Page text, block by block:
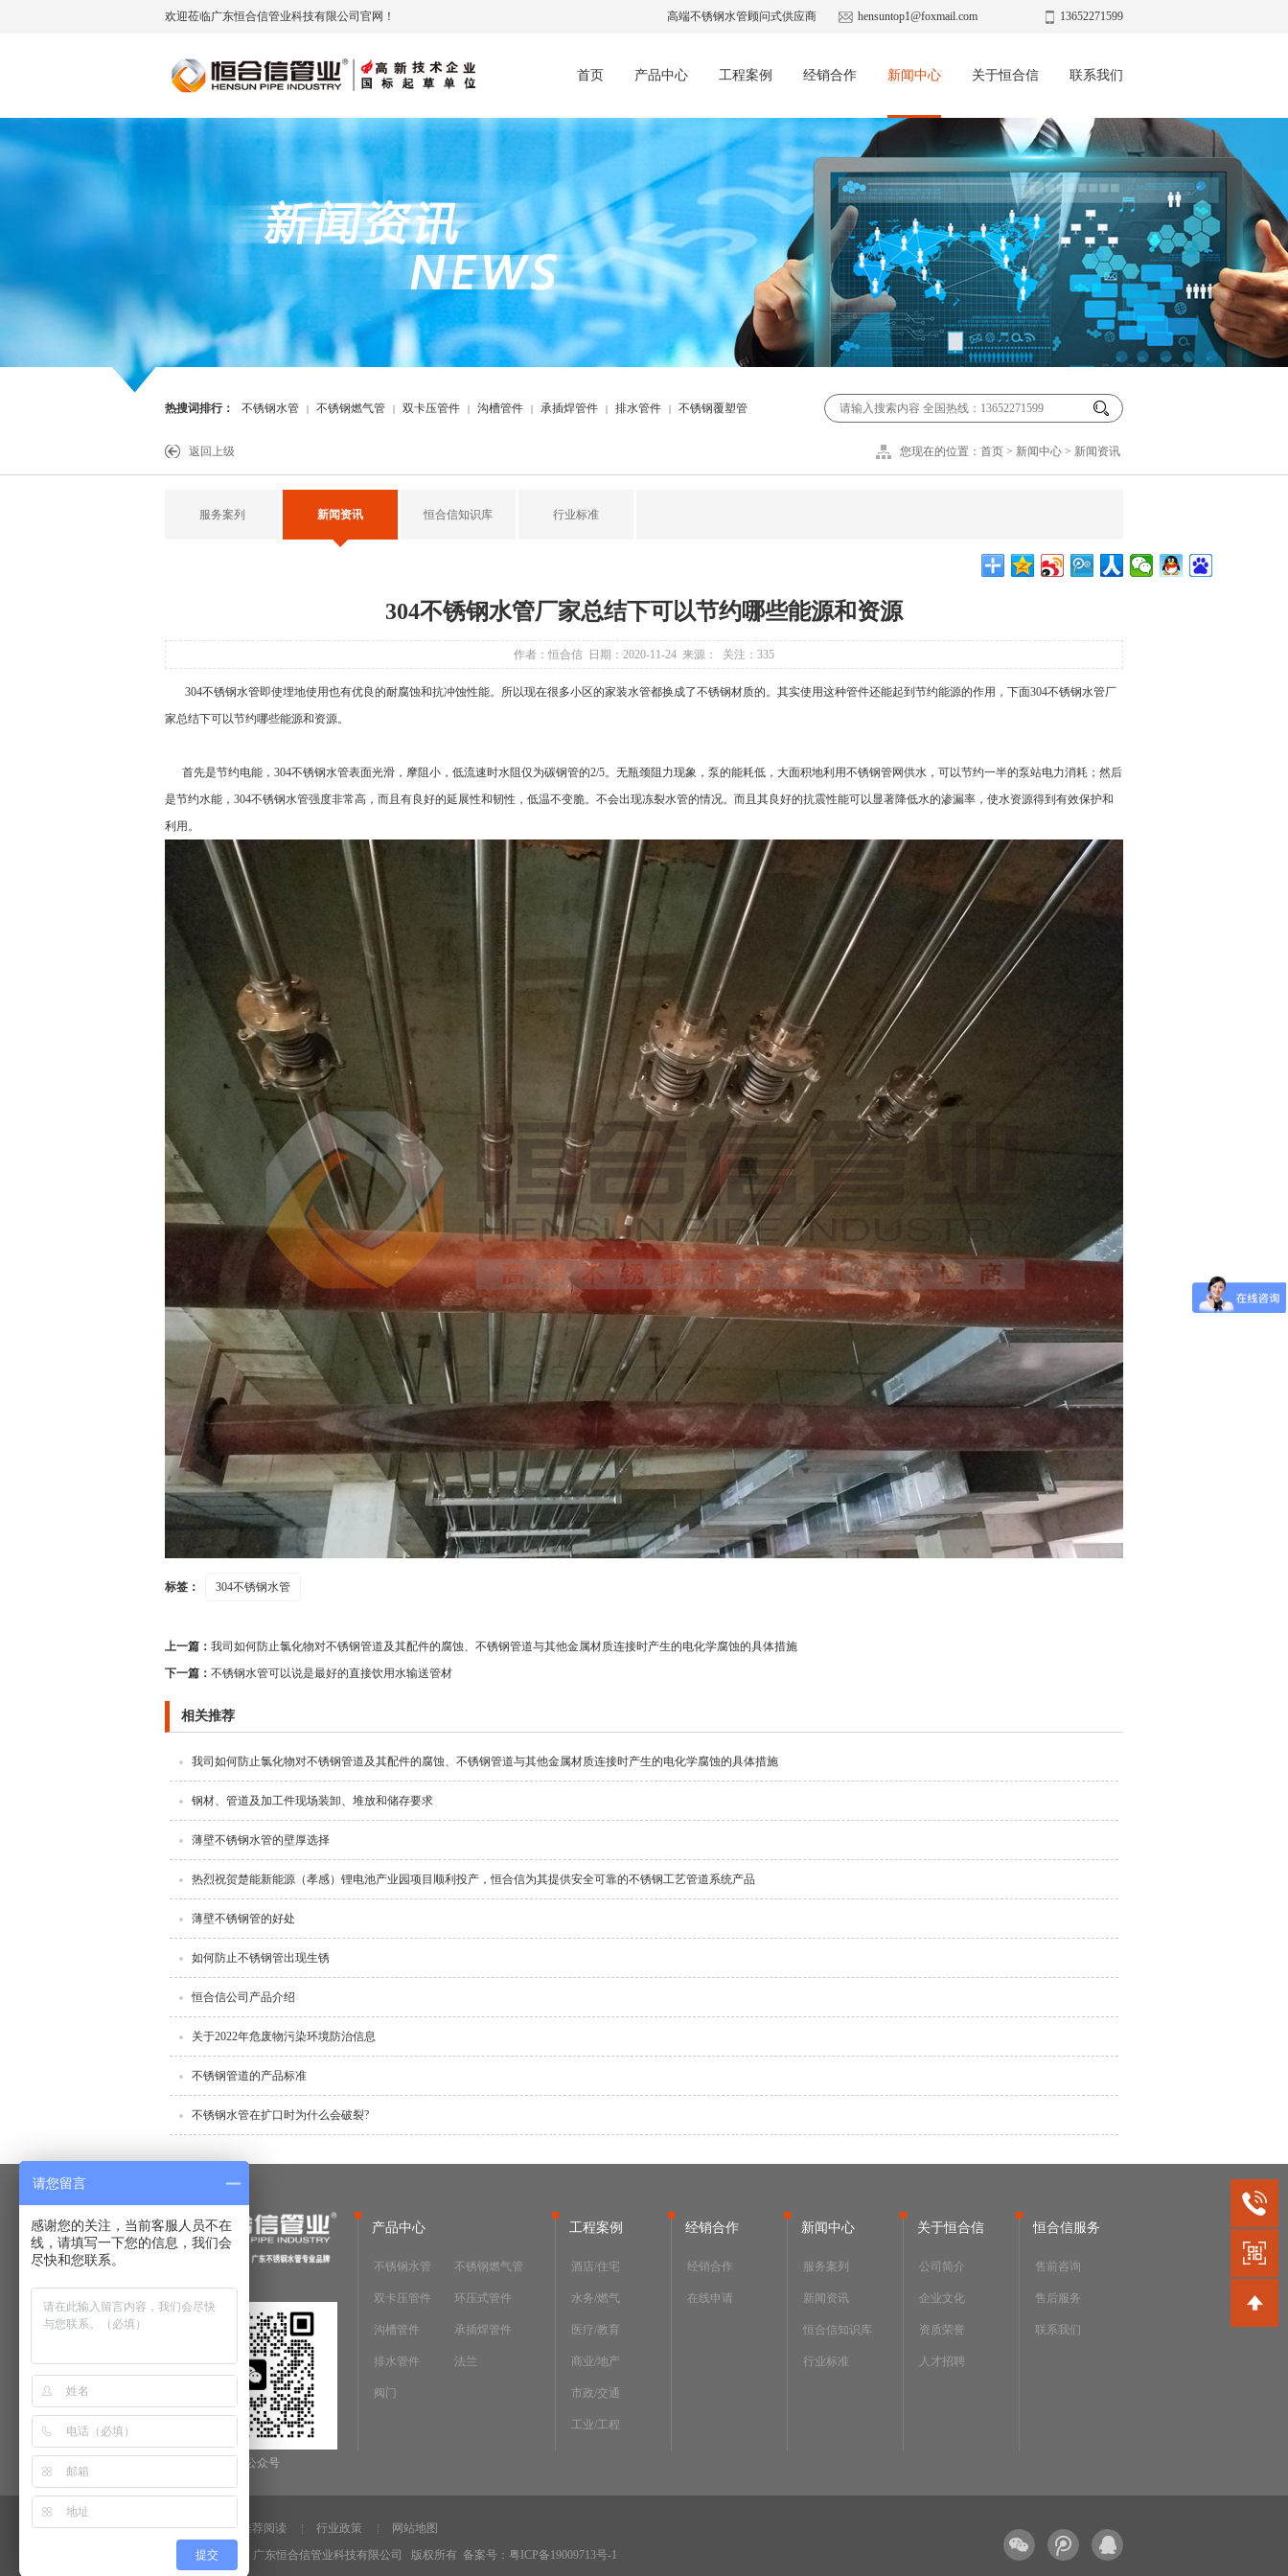
欢迎莅临广东恒合信管业科技有限公司官网！ 高端不锈钢水管顾问式供应商 hensuntop1@foxmail.com 13652271599
首页 产品中心 工程案例 经销合作 新闻中心 关于恒合信 联系我们
热搜词排行： 不锈钢水管 | 不锈钢燃气管 | 双卡压管件 | 沟槽管件 | 承插焊管件 | 排水管件 | 不锈钢覆塑管
返回上级 您现在的位置： 首页 > 新闻中心 > 新闻资讯
服务案列 新闻资讯 恒合信知识库 行业标准
304不锈钢水管厂家总结下可以节约哪些能源和资源
作者：恒合信 日期：2020-11-24 来源： 关注： 335
304不锈钢水管即使埋地使用也有优良的耐腐蚀和抗冲蚀性能。所以现在很多小区的家装水管都换成了不锈钢材质的。其实使用这种管件还能起到节约能源的作用，下面304不锈钢水管厂
家总结下可以节约哪些能源和资源。
首先是节约电能， 304不锈钢水管表面光滑，摩阻小，低流速时水阻仅为碳钢管的2/5。无瓶颈阻力现象，泵的能耗低，大面积地利用不锈钢管网供水，可以节约一半的泵站电力消耗；然后
是节约水能， 304不锈钢水管强度非常高，而且有良好的延展性和韧性，低温不变脆。不会出现冻裂水管的情况。而且其良好的抗震性能可以显著降低水的渗漏率，使水资源得到有效保护和
利用。
标签： 304不锈钢水管
上一篇： 我司如何防止氯化物对不锈钢管道及其配件的腐蚀、不锈钢管道与其他金属材质连接时产生的电化学腐蚀的具体措施
下一篇： 不锈钢水管可以说是最好的直接饮用水输送管材
相关推荐
我司如何防止氯化物对不锈钢管道及其配件的腐蚀、不锈钢管道与其他金属材质连接时产生的电化学腐蚀的具体措施
钢材、管道及加工件现场装卸、堆放和储存要求
薄壁不锈钢水管的壁厚选择
热烈祝贺楚能新能源（孝感）锂电池产业园项目顺利投产，恒合信为其提供安全可靠的不锈钢工艺管道系统产品
薄壁不锈钢管的好处
如何防止不锈钢管出现生锈
恒合信公司产品介绍
关于2022年危废物污染环境防治信息
不锈钢管道的产品标准
不锈钢水管在扩口时为什么会破裂?
微信公众号
产品中心
不锈钢水管 不锈钢燃气管
双卡压管件 环压式管件
沟槽管件 承插焊管件
排水管件 法兰
阀门
工程案例
酒店/住宅
水务/燃气
医疗/教育
商业/地产
市政/交通
工业/工程
经销合作
经销合作
在线申请
新闻中心
服务案列
新闻资讯
恒合信知识库
行业标准
关于恒合信
公司简介
企业文化
资质荣誉
人才招聘
恒合信服务
售前咨询
售后服务
联系我们
法律声明 推荐阅读 行业政策
网站地图
Copyright @2019 广东恒合信管业科技有限公司 版权所有 备案号：粤ICP备19009713号-1
请您留言
感谢您的关注，当前客服人员不在
线，请填写一下您的信息，我们会
尽快和您联系。
提交